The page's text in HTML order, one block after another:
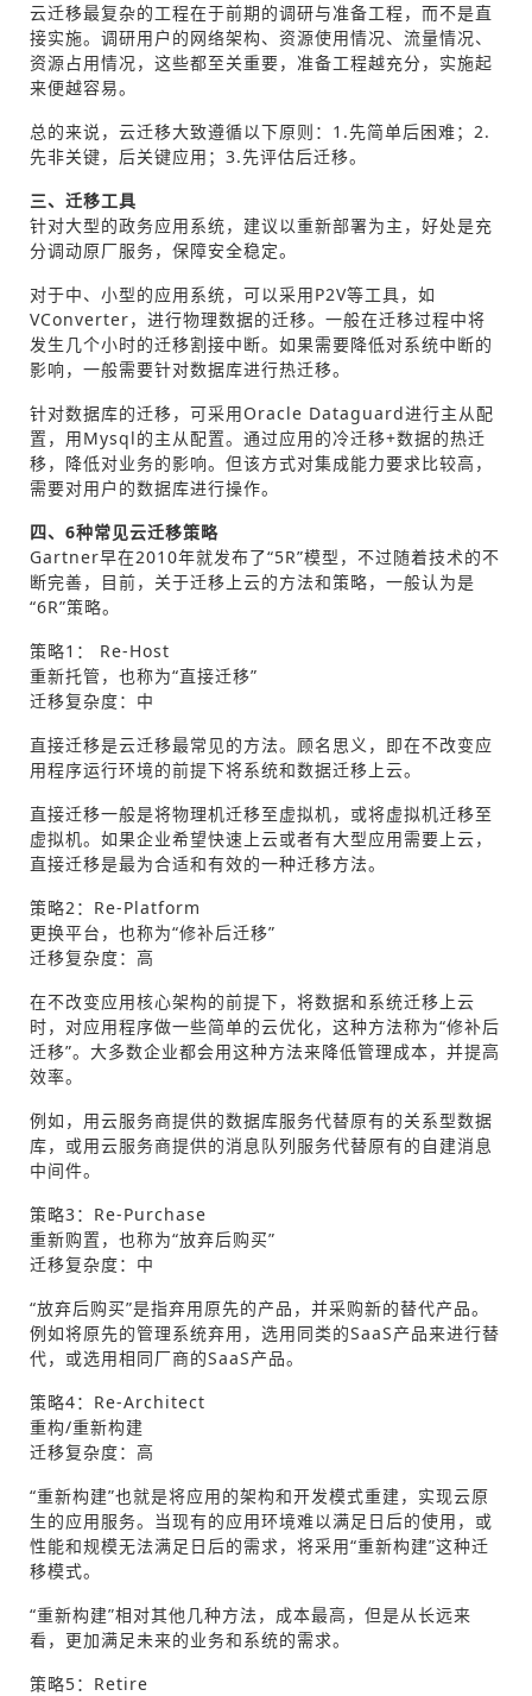
云迁移最复杂的工程在于前期的调研与准备工程，而不是直
接实施。调研用户的网络架构、资源使用情况、流量情况、
资源占用情况，这些都至关重要，准备工程越充分，实施起
来便越容易。
总的来说，云迁移大致遵循以下原则：1.先简单后困难；2.
先非关键，后关键应用；3.先评估后迁移。
三、迁移工具
针对大型的政务应用系统，建议以重新部署为主，好处是充
分调动原厂服务，保障安全稳定。
对于中、小型的应用系统，可以采用P2V等工具，如
VConverter，进行物理数据的迁移。一般在迁移过程中将
发生几个小时的迁移割接中断。如果需要降低对系统中断的
影响，一般需要针对数据库进行热迁移。
针对数据库的迁移，可采用Oracle Dataguard进行主从配
置，用Mysql的主从配置。通过应用的冷迁移+数据的热迁
移，降低对业务的影响。但该方式对集成能力要求比较高，
需要对用户的数据库进行操作。
四、6种常见云迁移策略
Gartner早在2010年就发布了“5R”模型，不过随着技术的不
断完善，目前，关于迁移上云的方法和策略，一般认为是
“6R”策略。
策略1： Re-Host
重新托管，也称为“直接迁移”
迁移复杂度：中
直接迁移是云迁移最常见的方法。顾名思义，即在不改变应
用程序运行环境的前提下将系统和数据迁移上云。
直接迁移一般是将物理机迁移至虚拟机，或将虚拟机迁移至
虚拟机。如果企业希望快速上云或者有大型应用需要上云，
直接迁移是最为合适和有效的一种迁移方法。
策略2：Re-Platform
更换平台，也称为“修补后迁移”
迁移复杂度：高
在不改变应用核心架构的前提下，将数据和系统迁移上云
时，对应用程序做一些简单的云优化，这种方法称为“修补后
迁移”。大多数企业都会用这种方法来降低管理成本，并提高
效率。
例如，用云服务商提供的数据库服务代替原有的关系型数据
库，或用云服务商提供的消息队列服务代替原有的自建消息
中间件。
策略3：Re-Purchase
重新购置，也称为“放弃后购买”
迁移复杂度：中
“放弃后购买”是指弃用原先的产品，并采购新的替代产品。
例如将原先的管理系统弃用，选用同类的SaaS产品来进行替
代，或选用相同厂商的SaaS产品。
策略4：Re-Architect
重构/重新构建
迁移复杂度：高
“重新构建”也就是将应用的架构和开发模式重建，实现云原
生的应用服务。当现有的应用环境难以满足日后的使用，或
性能和规模无法满足日后的需求，将采用“重新构建”这种迁
移模式。
“重新构建”相对其他几种方法，成本最高，但是从长远来
看，更加满足未来的业务和系统的需求。
策略5：Retire